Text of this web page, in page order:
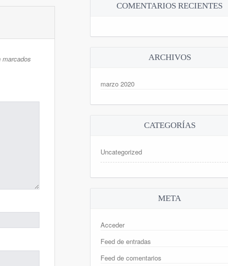
COMENTARIOS RECIENTES
ARCHIVOS
marzo 2020
CATEGORÍAS
Uncategorized
META
Acceder
Feed de entradas
Feed de comentarios